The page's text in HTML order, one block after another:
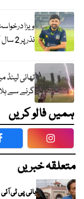
ویزا
نذر پر 2 سال کی پابندی
تھائی لینڈ
گرنے سے
ہمیں فالو کریں
متعلقہ خبریں
بانی پی ٹی